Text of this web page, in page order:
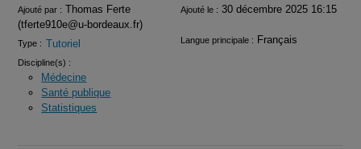
Infos
Ajouté par : Thomas Ferte
(tferte910e@u-bordeaux.fr)
Ajouté le : 30 décembre 2025 16:15
Type : Tutoriel Langue principale : Français
Discipline(s) :
Médecine
Santé publique
Statistiques